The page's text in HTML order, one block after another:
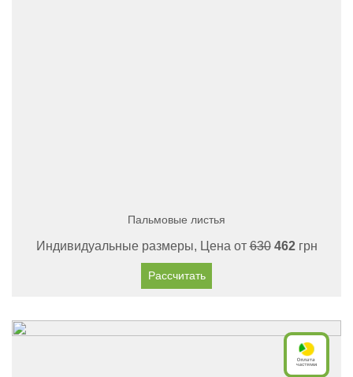
Пальмовые листья
Индивидуальные размеры, Цена от630 462грн
Рассчитать